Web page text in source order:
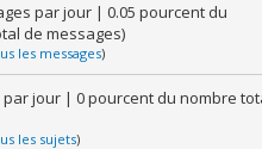
par jour | 0.05 pourcent du
de messages)
les messages)
par jour | 0 pourcent du nombre
les sujets)